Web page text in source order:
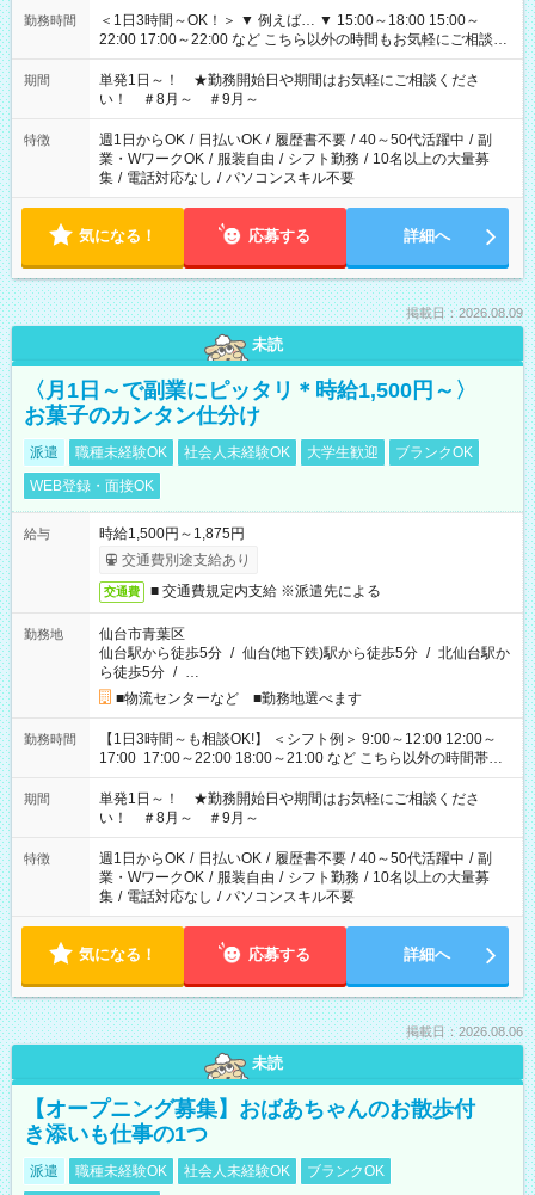
勤務時間
＜1日3時間～OK！＞ ▼ 例えば… ▼ 15:00～18:00 15:00～
22:00 17:00～22:00 など こちら以外の時間もお気軽にご相談く
ださい！
期間
単発1日～！ ★勤務開始日や期間はお気軽にご相談くださ
い！ ＃8月～ ＃9月～
特徴 週1日からOK / 日払いOK / 履歴書不要 / 40～50代活躍中 / 副
業・WワークOK / 服装自由 / シフト勤務 / 10名以上の大量募
集 / 電話対応なし / パソコンスキル不要
気になる！ 応募する 詳細へ
掲載日：2026.08.09
未読
〈月1日～で副業にピッタリ＊時給1,500円～〉
お菓子のカンタン仕分け
派遣 職種未経験OK 社会人未経験OK 大学生歓迎
ブランクOK
WEB登録・面接OK
給与
時給1,500円～1,875円
交通費別途支給あり
交通費 ■ 交通費規定内支給 ※派遣先による
勤務地
仙台市青葉区
仙台駅から徒歩5分 / 仙台(地下鉄)駅から徒歩5分 / 北仙台駅か
ら徒歩5分 / …
■物流センターなど ■勤務地選べます
勤務時間
【1日3時間～も相談OK!】 ＜シフト例＞ 9:00～12:00 12:00～
17:00 17:00～22:00 18:00～21:00 など こちら以外の時間帯も
お気軽にご相談ください！
期間
単発1日～！ ★勤務開始日や期間はお気軽にご相談くださ
い！ ＃8月～ ＃9月～
特徴 週1日からOK / 日払いOK / 履歴書不要 / 40～50代活躍中 / 副
業・WワークOK / 服装自由 / シフト勤務 / 10名以上の大量募
集 / 電話対応なし / パソコンスキル不要
気になる！ 応募する 詳細へ
掲載日：2026.08.06
未読
【オープニング募集】おばあちゃんのお散歩付
き添いも仕事の1つ
派遣 職種未経験OK 社会人未経験OK
ブランクOK